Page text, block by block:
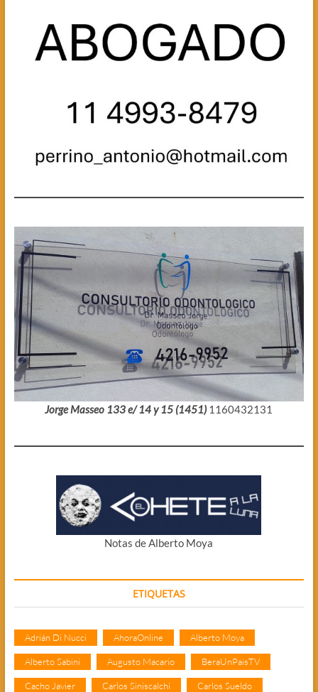
Jorge Masseo 133 e/ 14 y 15 (1451) 1160432131
Notas de Alberto Moya
ETIQUETAS
Adrián Di Nucci AhoraOnline Alberto Moya
Alberto Sabini Augusto Macario BeraUnPaisTV
Cacho Javier Carlos Siniscalchi Carlos Sueldo